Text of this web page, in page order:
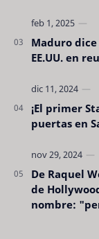
Maduro
EE.UU. en
¡El primer
puertas en
De Raquel
de
nombre: